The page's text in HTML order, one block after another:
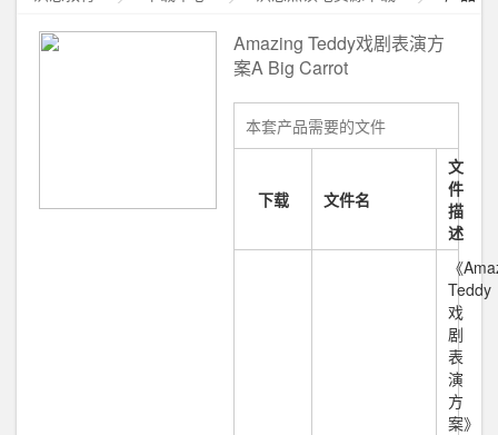
Amazing Teddy戏剧表演方
案A Big Carrot
本套产品需要的文件
下载 文件名
文
件
描
述
《
Teddy
戏
剧
表
演
方
案》